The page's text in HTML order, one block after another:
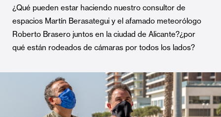
¿Qué pueden estar haciendo nuestro consultor de
espacios Martín Berasategui y el afamado meteorólogo
Roberto Brasero juntos en la ciudad de Alicante?¿por
qué están rodeados de cámaras por todos los lados?